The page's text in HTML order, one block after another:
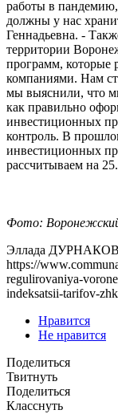
работы в
должны у нас
Геннадьевна. -
территории
программ, которые
компаниями. Нам
мы выяснили, что
как правильно
инвестиционных
контроль. В
инвестиционных
рассчитываем на 25.
Фото:
Эллада
https://
regulirovaniya-
indeksatsii-tarifov-
Нравится
Не нравится
Поделиться
Твитнуть
Поделиться
Класснуть